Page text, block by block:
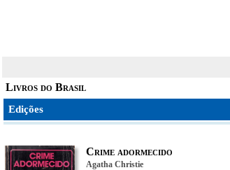
Livros do Brasil
Edições
Crime adormecido
Agatha Christie